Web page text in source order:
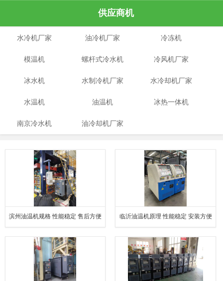
供应商机
水冷机厂家 油冷机厂家 冷冻机
模温机 螺杆式冷水机 冷风机厂家
冰水机 水制冷机厂家 水冷却机厂家
水温机 油温机 冰热一体机
南京冷水机 油冷却机厂家
滨州油温机规格 性能稳定 售后方便 临沂油温机原理 性能稳定 安装方便